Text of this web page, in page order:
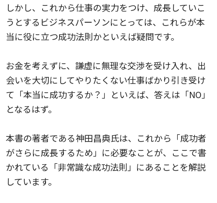
しかし、これから仕事の実力をつけ、成長していこ
うとするビジネスパーソンにとっては、これらが本
当に役に立つ成功法則かといえば疑問です。
お金を考えずに、謙虚に無理な交渉を受け入れ、出
会いを大切にしてやりたくない仕事ばかり引き受け
て「本当に成功するか？」といえば、答えは「NO」
となるはず。
本書の著者である神田昌典氏は、これから「成功者
がさらに成長するため」に必要なことが、ここで書
かれている「非常識な成功法則」にあることを解説
しています。